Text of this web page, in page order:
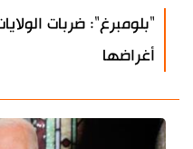
"بلومبرغ": ضربات
أغراضها